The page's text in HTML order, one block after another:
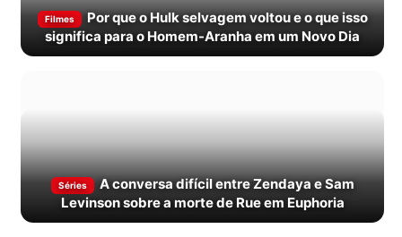
Filmes
Por que o Hulk selvagem voltou e o que isso
significa para o Homem-Aranha em um Novo Dia
Séries
A conversa difícil entre Zendaya e Sam
Levinson sobre a morte de Rue em Euphoria